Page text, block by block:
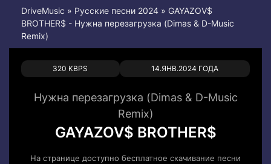
DriveMusic » Русские песни 2024 » GAYAZOV$
BROTHER$ - Нужна перезагрузка (Dimas & D-Music
Remix)
320 KBPS 14.ЯНВ.2024 ГОДА
0 0
Нужна перезагрузка (Dimas & D-Music
Remix)
GAYAZOV$ BROTHER$
На странице доступно бесплатное скачивание песни